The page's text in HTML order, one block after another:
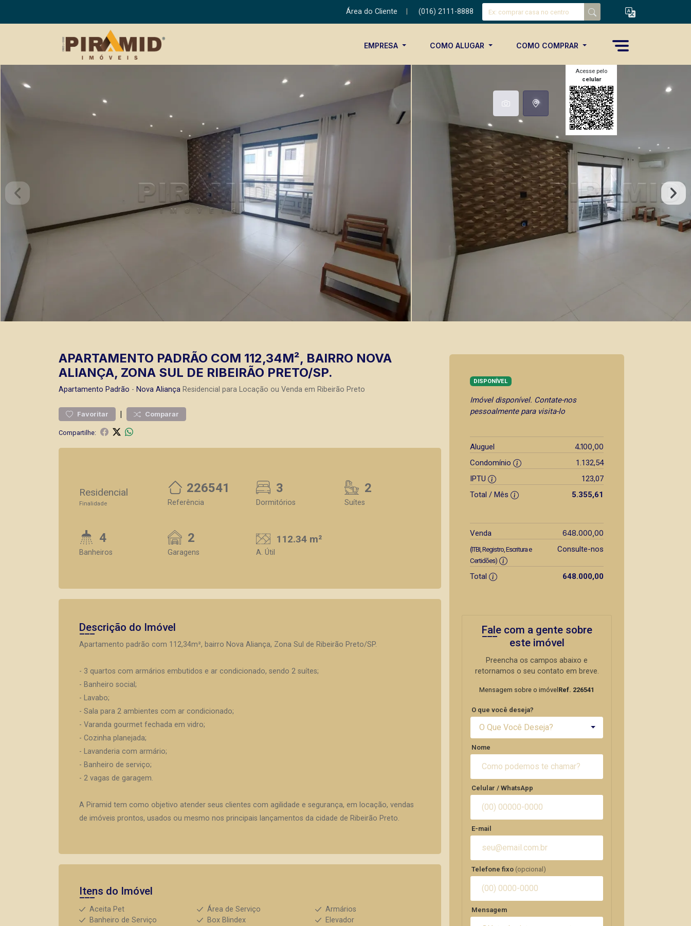
Área do Cliente (016) 2111-8888
EMPRESA COMO ALUGAR COMO COMPRAR
Acesse pelo
celular
APARTAMENTO PADRÃO COM 112,34M², BAIRRO NOVA
ALIANÇA, ZONA SUL DE RIBEIRÃO PRETO/SP.
Apartamento Padrão - Nova Aliança Residencial para Locação ou Venda em Ribeirão Preto
Favoritar | Comparar
Compartilhe:
Residencial
Finalidade
226541
Referência
3
Dormitórios
2
Suítes
4
Banheiros
2
Garagens
112.34 m²
A. Útil
Descrição do Imóvel
Apartamento padrão com 112,34m², bairro Nova Aliança, Zona Sul de Ribeirão Preto/SP.
- 3 quartos com armários embutidos e ar condicionado, sendo 2 suítes;
- Banheiro social;
- Lavabo;
- Sala para 2 ambientes com ar condicionado;
- Varanda gourmet fechada em vidro;
- Cozinha planejada;
- Lavanderia com armário;
- Banheiro de serviço;
- 2 vagas de garagem.
A Piramid tem como objetivo atender seus clientes com agilidade e segurança, em locação, vendas
de imóveis prontos, usados ou mesmo nos principais lançamentos da cidade de Ribeirão Preto.
Itens do Imóvel
Aceita Pet Área de Serviço
Armários
Banheiro de Serviço
Box Blindex
Elevador
DISPONÍVEL
Imóvel disponível. Contate-nos
pessoalmente para visita-lo
Aluguel 4.100,00
Condomínio
1.132,54
IPTU
123,07
Total / Mês
5.355,61
Venda 648.000,00
(ITBI, Registro, Escritura e
Certidões)
Consulte-nos
Total 648.000,00
Fale com a gente sobre
este imóvel
Preencha os campos abaixo e
retornamos o seu contato em breve.
Mensagem sobre o imóvel Ref. 226541
O que você deseja?
O Que Você Deseja?
Nome
Celular / WhatsApp
E-mail
Telefone fixo (opcional)
Mensagem